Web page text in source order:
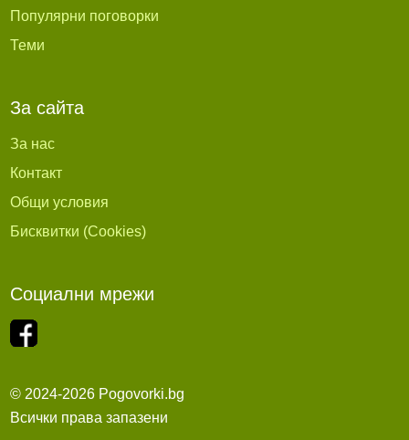
Популярни поговорки
Теми
За сайта
За нас
Контакт
Общи условия
Бисквитки (Cookies)
Социални мрежи
© 2024-2026 Pogovorki.bg
Всички права запазени